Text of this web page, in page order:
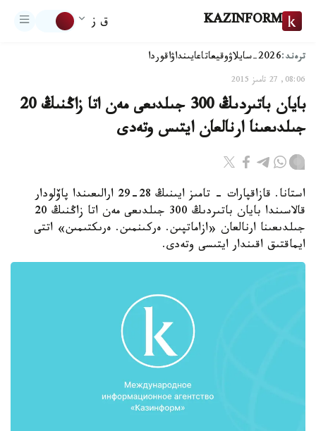
KAZINFORM ق ز
ترەند:2026-سايلاۋ وقيعاتاعايىنداۋاقوردا
08:06, 27 تامىز 2015
بايان باتىردىڭ 300 جىلدىعى مەن اتا زاڭنىڭ 20
جىلدىعىنا ارنالعان ايتىس وتەدى
استانا. قازاقپارات - تامىز ايىنىڭ 28-29 ارالىعىندا پاۆلودار
قالاسىندا بايان باتىردىڭ 300 جىلدىعى مەن اتا زاڭنىڭ 20
جىلدىعىنا ارنالعان «ازاماتپىن. ەركىنمىن. ەرىكتىمىن» اتتى
ايماقتىق اقىندار ايتىسى وتەدى.